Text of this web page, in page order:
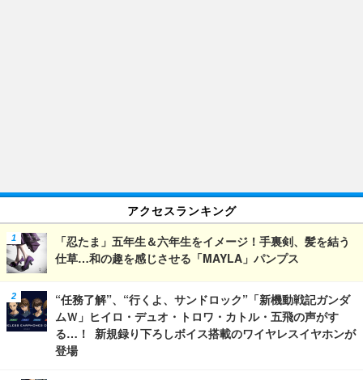
アクセスランキング
「忍たま」五年生＆六年生をイメージ！手裏剣、髪を結う
仕草…和の趣を感じさせる「MAYLA」パンプス
“任務了解”、“行くよ、サンドロック”「新機動戦記ガンダ
ムＷ」ヒイロ・デュオ・トロワ・カトル・五飛の声がす
る…！ 新規録り下ろしボイス搭載のワイヤレスイヤホンが
登場